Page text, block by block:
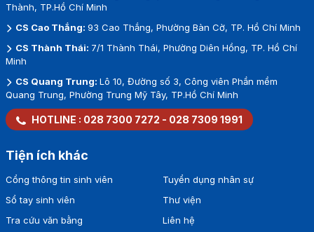
Thành, TP.Hồ Chí Minh
CS Cao Thắng: 93 Cao Thắng, Phường Bàn Cờ, TP. Hồ Chí Minh
CS Thành Thái: 7/1 Thành Thái, Phường Diên Hồng, TP. Hồ Chí
Minh
CS Quang Trung: Lô 10, Đường số 3, Công viên Phần mềm
Quang Trung, Phường Trung Mỹ Tây, TP.Hồ Chí Minh
HOTLINE : 028 7300 7272 - 028 7309 1991
Tiện ích khác
Cổng thông tin sinh viên
Sổ tay sinh viên
Tra cứu văn bằng
Tuyển dụng nhân sự
Thư viện
Liên hệ